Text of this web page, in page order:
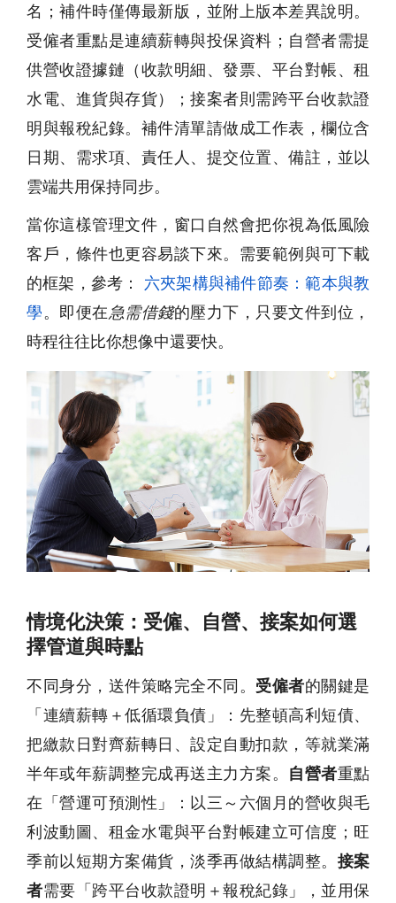
名；補件時僅傳最新版，並附上版本差異說明。
受僱者重點是連續薪轉與投保資料；自營者需提
供營收證據鏈（收款明細、發票、平台對帳、租
水電、進貨與存貨）；接案者則需跨平台收款證
明與報稅紀錄。補件清單請做成工作表，欄位含
日期、需求項、責任人、提交位置、備註，並以
雲端共用保持同步。
當你這樣管理文件，窗口自然會把你視為低風險
客戶，條件也更容易談下來。需要範例與可下載
的框架，參考：
六夾架構與補件節奏：範本與教
學。即便在急需借錢的壓力下，只要文件到位，
時程往往比你想像中還要快。
情境化決策：受僱、自營、接案如何選
擇管道與時點
不同身分，送件策略完全不同。 受僱者的關鍵是
「連續薪轉＋低循環負債」：先整頓高利短債、
把繳款日對齊薪轉日、設定自動扣款，等就業滿
半年或年薪調整完成再送主力方案。 自營者重點
在「營運可預測性」：以三～六個月的營收與毛
利波動圖、租金水電與平台對帳建立可信度；旺
季前以短期方案備貨，淡季再做結構調整。 接案
者需要「跨平台收款證明＋報稅紀錄」，並用保